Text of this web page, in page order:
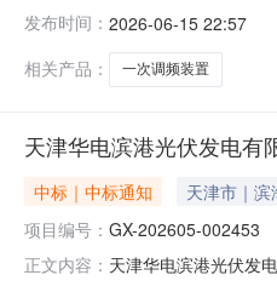
06-18七、预成交供
电有限公司刘岗庄光伏
发布时间： 2026-06-15 22:57
相关产品：
一次调频装置
天津华电滨港光伏发电有
中标｜中标通知 天津市｜滨
项目编号： GX-202605-002453
正文内容： 天津华电滨港光伏发